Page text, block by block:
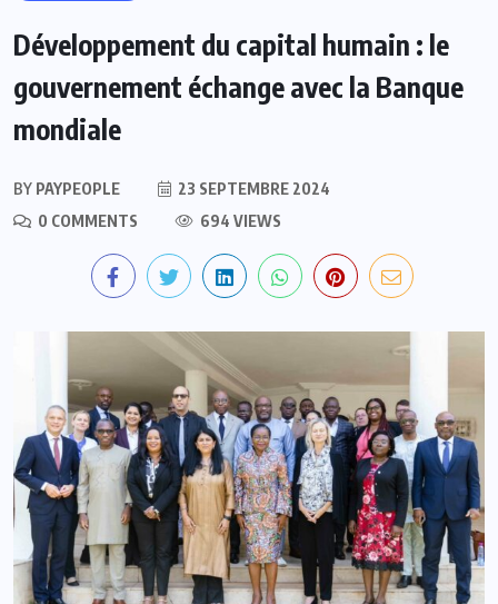
Développement du capital humain : le
gouvernement échange avec la Banque
mondiale
BY PAYPEOPLE
23 SEPTEMBRE 2024
0 COMMENTS
694 VIEWS